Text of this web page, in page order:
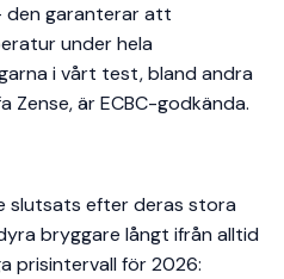
den garanterar att
under hela
i vårt test, bland andra
Zense, är ECBC-godkända.
slutsats efter deras stora
bryggare långt ifrån alltid
prisintervall för 2026: